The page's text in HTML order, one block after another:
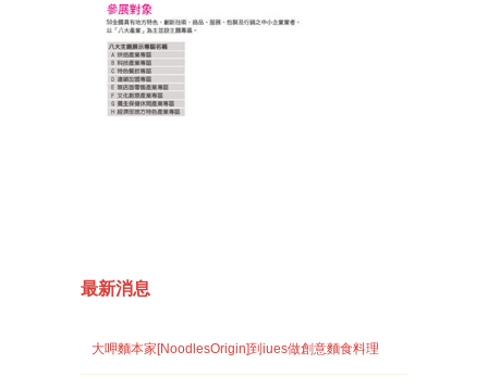
最新消息
大呷麵本家[NoodlesOrigin]到iues做創意麵食料理